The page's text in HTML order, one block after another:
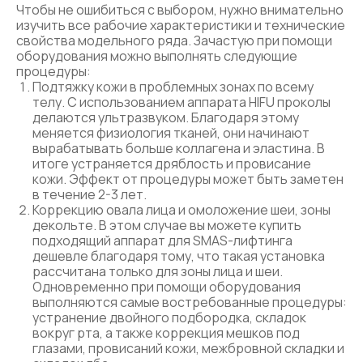
Чтобы не ошибиться с выбором, нужно внимательно
изучить все рабочие характеристики и технические
свойства модельного ряда. Зачастую при помощи
оборудования можно выполнять следующие
процедуры:
Подтяжку кожи в проблемных зонах по всему
телу. С использованием аппарата HIFU проколы
делаются ультразвуком. Благодаря этому
меняется физиология тканей, они начинают
вырабатывать больше коллагена и эластина. В
итоге устраняется дряблость и провисание
кожи. Эффект от процедуры может быть заметен
в течение 2-3 лет.
Коррекцию овала лица и омоложение шеи, зоны
декольте. В этом случае вы можете купить
подходящий аппарат для SMAS-лифтинга
дешевле благодаря тому, что такая установка
рассчитана только для зоны лица и шеи.
Одновременно при помощи оборудования
выполняются самые востребованные процедуры:
устранение двойного подбородка, складок
вокруг рта, а также коррекция мешков под
глазами, провисаний кожи, межбровной складки и